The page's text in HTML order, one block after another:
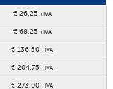
€ 26,25 +IVA
€ 68,25 +IVA
€ 136,50+IVA
€ 204,75+IVA
€ 273,00+IVA